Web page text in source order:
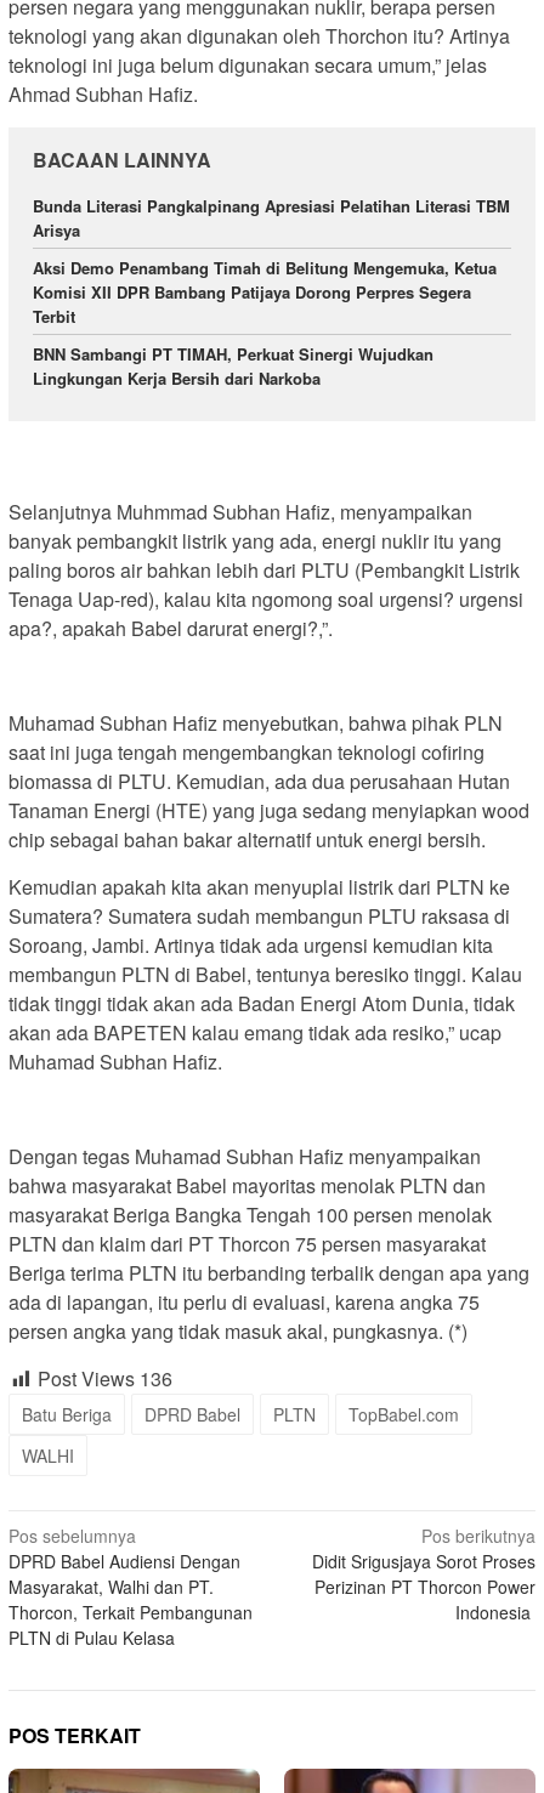
persen negara yang menggunakan nuklir, berapa persen
teknologi yang akan digunakan oleh Thorchon itu? Artinya
teknologi ini juga belum digunakan secara umum,” jelas
Ahmad Subhan Hafiz.
BACAAN LAINNYA
Bunda Literasi Pangkalpinang Apresiasi Pelatihan Literasi TBM
Arisya
Aksi Demo Penambang Timah di Belitung Mengemuka, Ketua
Komisi XII DPR Bambang Patijaya Dorong Perpres Segera
Terbit
BNN Sambangi PT TIMAH, Perkuat Sinergi Wujudkan
Lingkungan Kerja Bersih dari Narkoba
‎Selanjutnya Muhmmad Subhan Hafiz, menyampaikan
banyak pembangkit listrik yang ada, energi nuklir itu yang
paling boros air bahkan lebih dari PLTU (Pembangkit Listrik
Tenaga Uap-red), kalau kita ngomong soal urgensi? urgensi
apa?, apakah Babel darurat energi?,”.
‎Muhamad Subhan Hafiz menyebutkan, bahwa pihak PLN
saat ini juga tengah mengembangkan teknologi cofiring
biomassa di PLTU. Kemudian, ada dua perusahaan Hutan
Tanaman Energi (HTE) yang juga sedang menyiapkan wood
chip sebagai bahan bakar alternatif untuk energi bersih.
Kemudian apakah kita akan menyuplai listrik dari PLTN ke
Sumatera? Sumatera sudah membangun PLTU raksasa di
Soroang, Jambi. Artinya tidak ada urgensi kemudian kita
membangun PLTN di Babel, tentunya beresiko tinggi. Kalau
tidak tinggi tidak akan ada Badan Energi Atom Dunia, tidak
akan ada BAPETEN kalau emang tidak ada resiko,” ucap
Muhamad Subhan Hafiz.
Dengan tegas Muhamad Subhan Hafiz menyampaikan
bahwa masyarakat Babel mayoritas menolak PLTN dan
masyarakat Beriga Bangka Tengah 100 persen menolak
PLTN dan klaim dari PT Thorcon 75 persen masyarakat
Beriga terima PLTN itu berbanding terbalik dengan apa yang
ada di lapangan, itu perlu di evaluasi, karena angka 75
persen angka yang tidak masuk akal, pungkasnya. (*)
Post Views 136
Batu Beriga DPRD Babel PLTN
TopBabel.com
WALHI
Navigasi
pos
Pos sebelumnya
DPRD Babel Audiensi Dengan
Masyarakat, Walhi dan PT.
Thorcon, Terkait Pembangunan
PLTN di Pulau Kelasa
Pos berikutnya
Didit Srigusjaya Sorot Proses
Perizinan PT Thorcon Power
Indonesia
POS TERKAIT